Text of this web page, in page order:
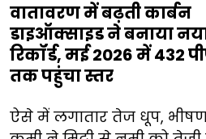
वातावरण में बढ़ती कार्बन
डाइऑक्साइड ने बनाया
रिकॉर्ड, मई 2026 में 432
तक पहुंचा स्तर
ऐसे में लगातार तेज धूप, भीषण